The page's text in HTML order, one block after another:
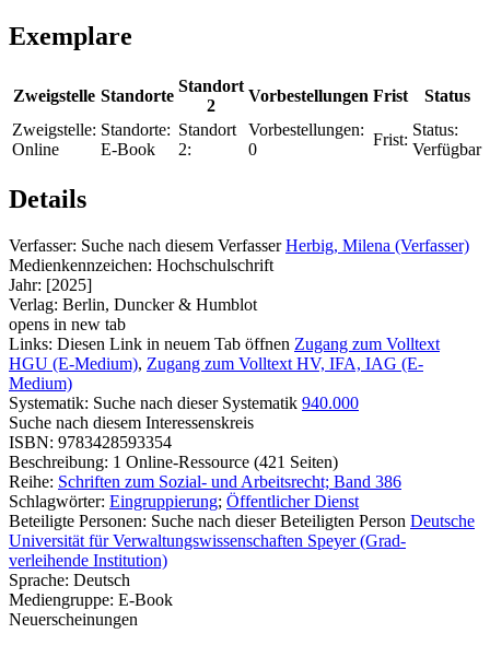
Exemplare
Zweigstelle Standorte
Standort
2
Vorbestellungen Frist
Status
Zweigstelle:
Online
Standorte:
E-Book
Standort
2:
Vorbestellungen:
0
Frist:
Status:
Verfügbar
Details
Verfasser: Suche nach diesem Verfasser Herbig, Milena (Verfasser)
Medienkennzeichen: Hochschulschrift
Jahr: [2025]
Verlag: Berlin, Duncker & Humblot
opens in new tab
Links: Diesen Link in neuem Tab öffnen Zugang zum Volltext
HGU (E-Medium), Zugang zum Volltext HV, IFA, IAG (E-
Medium)
Systematik: Suche nach dieser Systematik 940.000
Suche nach diesem Interessenskreis
ISBN: 9783428593354
Beschreibung: 1 Online-Ressource (421 Seiten)
Reihe: Schriften zum Sozial- und Arbeitsrecht; Band 386
Schlagwörter: Eingruppierung; Öffentlicher Dienst
Beteiligte Personen: Suche nach dieser Beteiligten Person Deutsche
Universität für Verwaltungswissenschaften Speyer (Grad-
verleihende Institution)
Sprache: Deutsch
Mediengruppe: E-Book
Neuerscheinungen